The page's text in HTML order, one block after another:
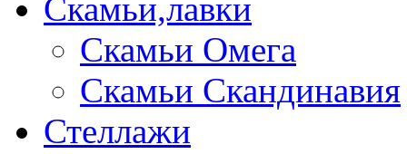
Скамьи,лавки
Скамьи Омега
Скамьи Скандинавия
Стеллажи